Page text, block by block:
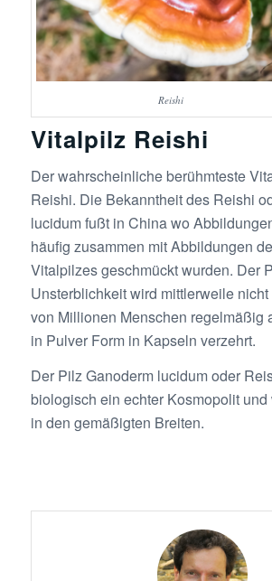
Reishi
Vitalpilz Reishi
Der wahrscheinliche berühmteste
Reishi. Die Bekanntheit des Reishi
lucidum fußt in China wo
häufig zusammen mit Abbildungen
Vitalpilzes geschmückt wurden. Der
Unsterblichkeit wird mittlerweile
von Millionen Menschen regelmäßig
in Pulver Form in Kapseln verzehrt.
Der Pilz Ganoderm lucidum oder
biologisch ein echter Kosmopolit
in den gemäßigten Breiten.